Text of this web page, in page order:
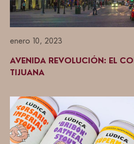
enero 10, 2023
AVENIDA REVOLUCIÓN: EL
TIJUANA